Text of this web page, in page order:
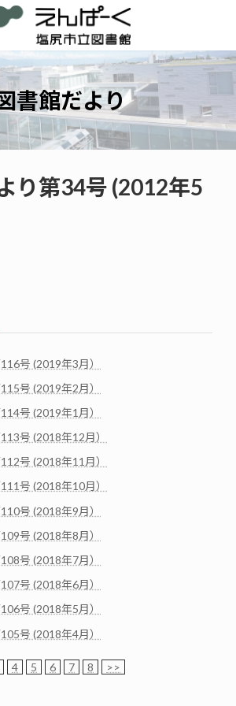
書館だより
り第34号 (2012年5
号 (2019年3月）
号 (2019年2月）
号 (2019年1月）
号 (2018年12月）
号 (2018年11月）
号 (2018年10月）
号 (2018年9月）
号 (2018年8月）
号 (2018年7月）
号 (2018年6月）
号 (2018年5月）
号 (2018年4月）
4 5 6 7 8 >>